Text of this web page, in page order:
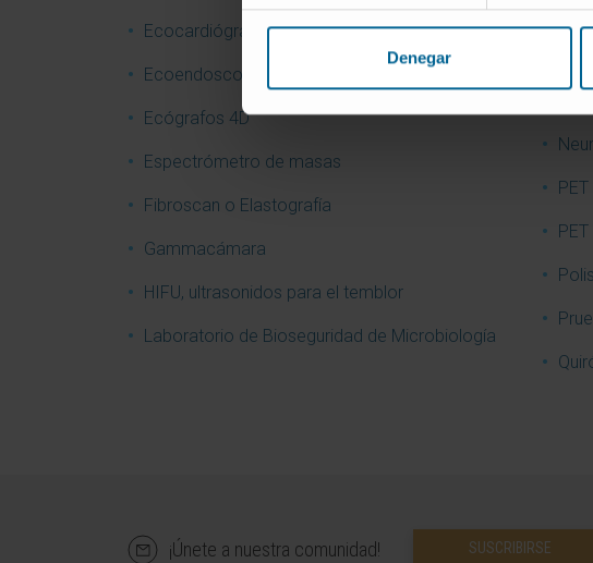
Denegar
Ecocardiógrafos
Ecoendoscopia
Ecógrafos 4D
Espectrómetro de masas
Fibroscan o Elastografía
Gammacámara
HIFU, ultrasonidos para el temblor
Laboratorio de Bioseguridad de Microbiología
PET
PET
¡Únete a nuestra comunidad! SUSCRIBIRSE